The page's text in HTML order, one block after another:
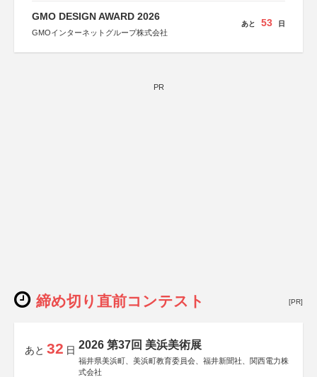
GMO DESIGN AWARD 2026
GMOインターネットグループ株式会社
あと 53 日
PR
締め切り直前コンテスト [PR]
あと 32 日 2026 第37回 美浜美術展
福井県美浜町、美浜町教育委員会、福井新聞社、関西電力株
式会社